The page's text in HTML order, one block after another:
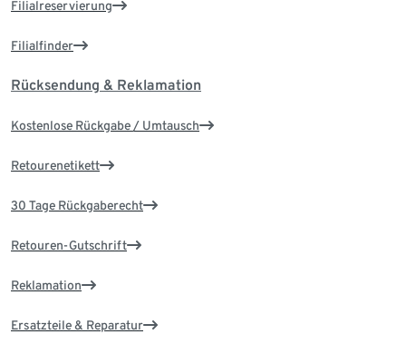
Filialreservierung
Filialfinder
Rücksendung & Reklamation
Kostenlose Rückgabe / Umtausch
Retourenetikett
30 Tage Rückgaberecht
Retouren-Gutschrift
Reklamation
Ersatzteile & Reparatur